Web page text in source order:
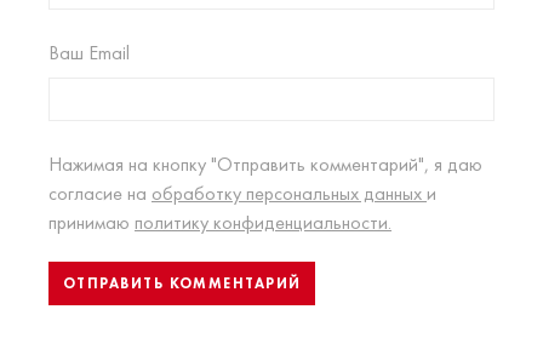
Ваш Email
Нажимая на кнопку "Отправить комментарий", я даю
согласие на обработку персональных данных и
принимаю политику конфиденциальности.